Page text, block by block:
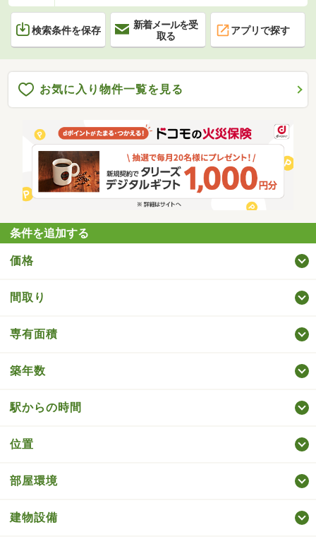
検索条件を保存
新着メールを受
取る
アプリで探す
お気に入り物件一覧を見る
条件を追加する
価格
間取り
専有面積
築年数
駅からの時間
位置
部屋環境
建物設備